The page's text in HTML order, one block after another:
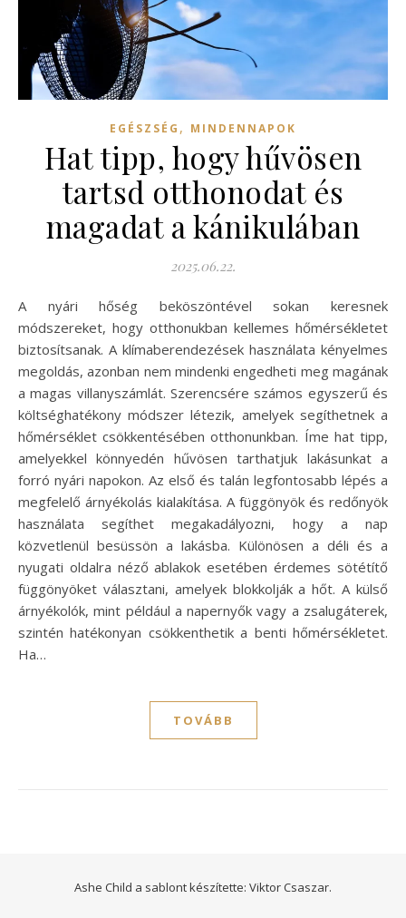
EGÉSZSÉG , MINDENNAPOK
Hat tipp, hogy hűvösen
tartsd otthonodat és
magadat a kánikulában
2025.06.22.
A nyári hőség beköszöntével sokan keresnek
módszereket, hogy otthonukban kellemes hőmérsékletet
biztosítsanak. A klímaberendezések használata kényelmes
megoldás, azonban nem mindenki engedheti meg magának
a magas villanyszámlát. Szerencsére számos egyszerű és
költséghatékony módszer létezik, amelyek segíthetnek a
hőmérséklet csökkentésében otthonunkban. Íme hat tipp,
amelyekkel könnyedén hűvösen tarthatjuk lakásunkat a
forró nyári napokon. Az első és talán legfontosabb lépés a
megfelelő árnyékolás kialakítása. A függönyök és redőnyök
használata segíthet megakadályozni, hogy a nap
közvetlenül besüssön a lakásba. Különösen a déli és a
nyugati oldalra néző ablakok esetében érdemes sötétítő
függönyöket választani, amelyek blokkolják a hőt. A külső
árnyékolók, mint például a napernyők vagy a zsalugáterek,
szintén hatékonyan csökkenthetik a benti hőmérsékletet.
Ha…
TOVÁBB
Ashe Child a sablont készítette: Viktor Csaszar.